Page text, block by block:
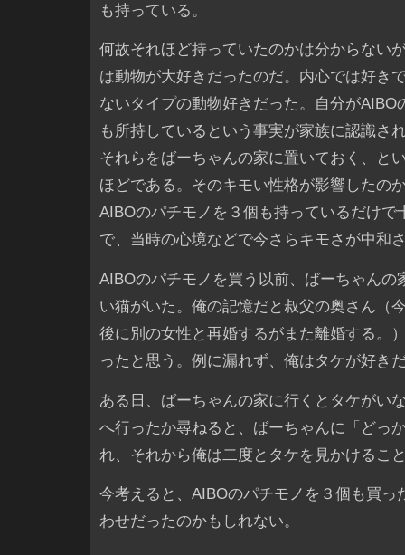
も持っている。
何故それほど持っていたのかは分からない
は動物が大好きだったのだ。内心では好き
ないタイプの動物好きだった。自分がAIBO
も所持しているという事実が家族に認識さ
それらをばーちゃんの家に置いておく、と
ほどである。そのキモい性格が影響したの
AIBOのパチモノを３個も持っているだけで
で、当時の心境などで今さらキモさが中和
AIBOのパチモノを買う以前、ばーちゃんの
い猫がいた。俺の記憶だと叔父の奥さん（
後に別の女性と再婚するがまた離婚する。
ったと思う。例に漏れず、俺はタケが好き
ある日、ばーちゃんの家に行くとタケがい
へ行ったか尋ねると、ばーちゃんに「どっ
れ、それから俺は二度とタケを見かけるこ
今考えると、AIBOのパチモノを３個も買っ
わせだったのかもしれない。